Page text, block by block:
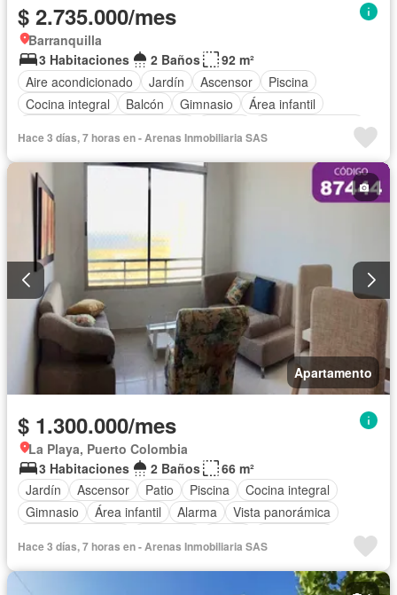
$ 2.735.000/mes
Barranquilla
3 Habitaciones
2 Baños
92 m²
Aire acondicionado
Jardín Ascensor
Piscina
Cocina integral
Balcón Gimnasio
Área infantil
Vista panorámica
Cocina amoblada
Barbecue Closet
Sauna
Gas natural
Hace 3 días, 7 horas en - Arenas Inmobiliaria SAS
Apartamento
$ 1.300.000/mes
La Playa, Puerto Colombia
3 Habitaciones
2 Baños
66 m²
Jardín
Ascensor Patio Piscina
Cocina integral
Gimnasio
Área infantil Alarma
Vista panorámica
Terraza
Hace 3 días, 7 horas en - Arenas Inmobiliaria SAS